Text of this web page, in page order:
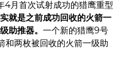
4月首次试射成功的猎鹰重型
就是之前成功回收的火箭一
助推器。 一个新的猎鹰9号
和两枚被回收的火箭一级助